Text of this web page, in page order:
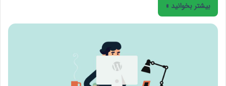
بیشتر بخوانید »